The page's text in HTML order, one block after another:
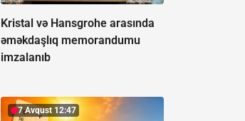
Kristal və Hansgrohe arasında
əməkdaşlıq memorandumu
imzalanıb
7 Avqust 12:47